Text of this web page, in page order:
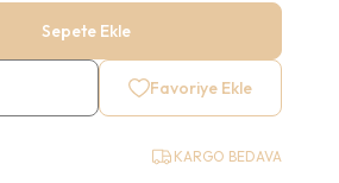
Sepete Ekle
Favoriye Ekle
KARGO BEDAVA